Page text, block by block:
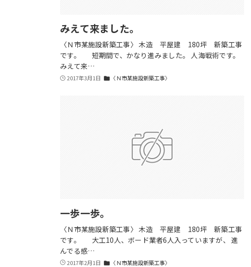
みえて来ました。
〈Ｎ市某施設新築工事〉 木造 平屋建 180坪 新築工事
です。 短期間で、かなり進みました。 人海戦術です。
みえて来…
2017年3月1日 folder 〈Ｎ市某施設新築工事〉
一歩一歩。
〈Ｎ市某施設新築工事〉 木造 平屋建 180坪 新築工事
です。 大工10人、ボード業者6人入っていますが、 進
んでる感…
2017年2月1日 folder 〈Ｎ市某施設新築工事〉